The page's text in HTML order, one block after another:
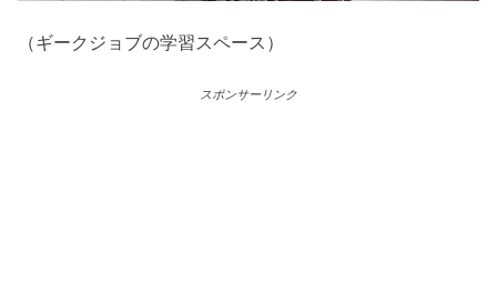
（ギークジョブの学習スペース）
スポンサーリンク